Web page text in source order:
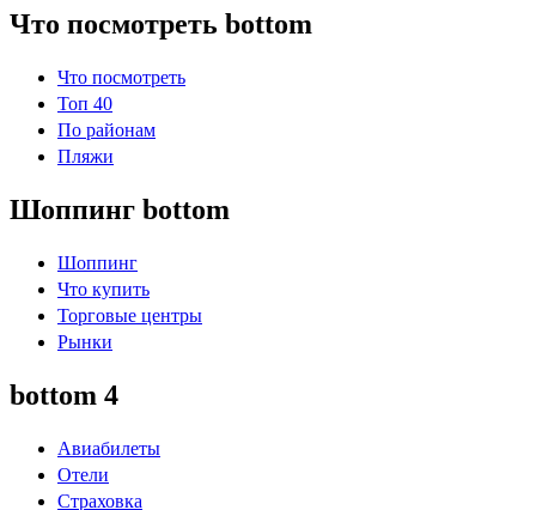
Что посмотреть bottom
Что посмотреть
Топ 40
По районам
Пляжи
Шоппинг bottom
Шоппинг
Что купить
Торговые центры
Рынки
bottom 4
Авиабилеты
Отели
Страховка